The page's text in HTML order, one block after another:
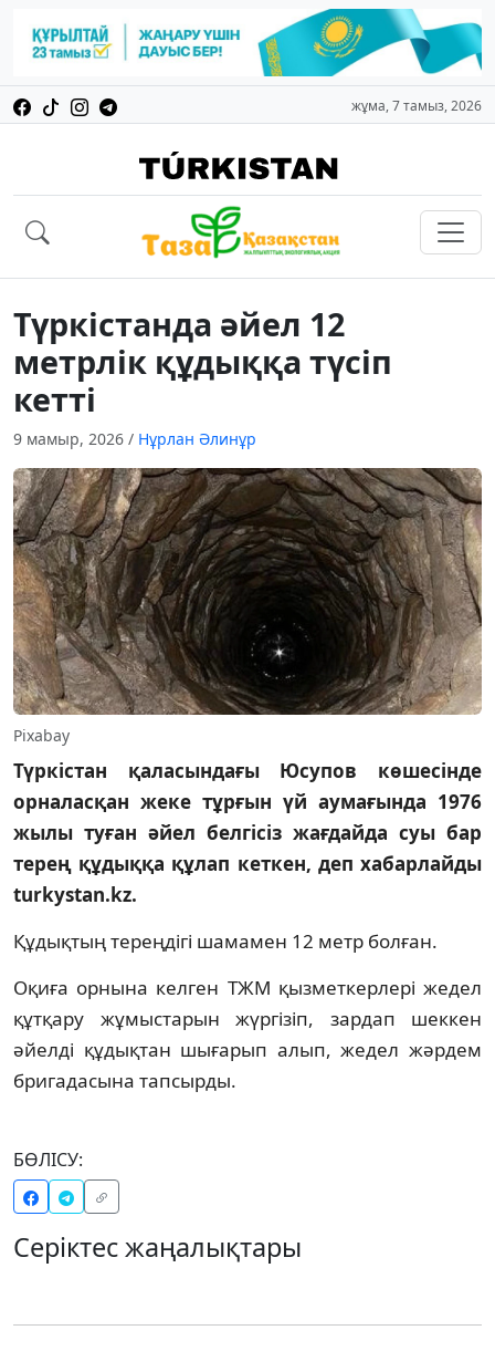
жұма, 7 тамыз, 2026
Түркістанда әйел 12
метрлік құдыққа түсіп
кетті
9 мамыр, 2026 / Нұрлан Әлинұр
Pixabay
Түркістан қаласындағы Юсупов көшесінде
орналасқан жеке тұрғын үй аумағында 1976
жылы туған әйел белгісіз жағдайда суы бар
терең құдыққа құлап кеткен, деп хабарлайды
turkystan.kz.
Құдықтың тереңдігі шамамен 12 метр болған.
Оқиға орнына келген ТЖМ қызметкерлері жедел
құтқару жұмыстарын жүргізіп, зардап шеккен
әйелді құдықтан шығарып алып, жедел жәрдем
бригадасына тапсырды.
БӨЛІСУ:
Серіктес жаңалықтары